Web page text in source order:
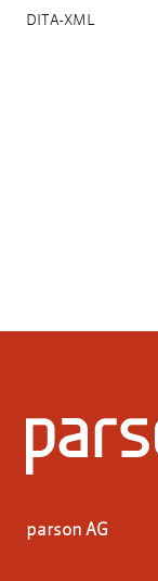
DITA-XML
parson AG